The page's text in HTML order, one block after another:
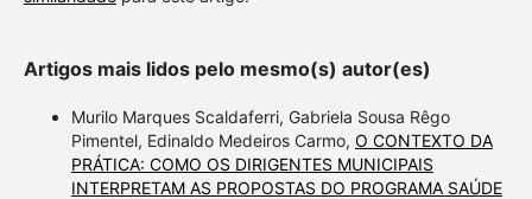
Artigos mais lidos pelo mesmo(s) autor(es)
Murilo Marques Scaldaferri, Gabriela Sousa Rêgo
Pimentel, Edinaldo Medeiros Carmo, O CONTEXTO DA
PRÁTICA: COMO OS DIRIGENTES MUNICIPAIS
INTERPRETAM AS PROPOSTAS DO PROGRAMA SAÚDE